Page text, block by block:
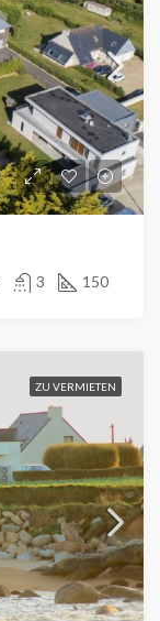
3 150
ZU VERMIETEN